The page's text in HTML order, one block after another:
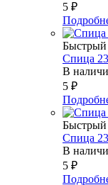
5 ₽
Быстрый
Спица
В
5 ₽
Быстрый
Спица
В
5 ₽